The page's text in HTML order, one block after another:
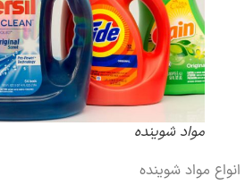
مواد شوینده
مواد شوینده